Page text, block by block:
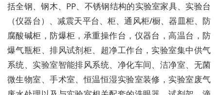
括全钢、钢木、PP、不锈钢结构的实验室家具、实验台
（仪器台）、减震天平台、柜、通风柜/橱、器皿柜、防
腐酸碱柜，防爆柜，承重操作台，仪器台，高温台， 防
爆气瓶柜、排风试剂柜、超净工作台，实验室集中供气
系统、实验室智能排风系统、净化车间、洁净室、无菌
微生物室、手术室、恒温恒湿实验室装修，实验室废气